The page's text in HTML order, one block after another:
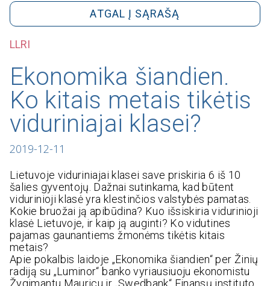
ATGAL Į SĄRAŠĄ
LLRI
Ekonomika šiandien.
Ko kitais metais tikėtis
viduriniajai klasei?
2019-12-11
Lietuvoje viduriniajai klasei save priskiria 6 iš 10
šalies gyventojų. Dažnai sutinkama, kad būtent
vidurinioji klasė yra klestinčios valstybės pamatas.
Kokie bruožai ją apibūdina? Kuo išsiskiria vidurinioji
klasė Lietuvoje, ir kaip ją auginti? Ko vidutines
pajamas gaunantiems žmonėms tikėtis kitais
metais?
Apie pokalbis laidoje „Ekonomika šiandien“ per Žinių
radiją su „Luminor“ banko vyriausiuoju ekonomistu